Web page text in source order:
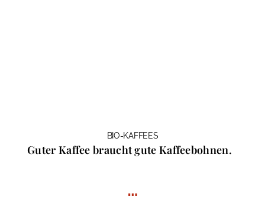
BIO-KAFFEES
Guter Kaffee braucht gute Kaffeebohnen.
…